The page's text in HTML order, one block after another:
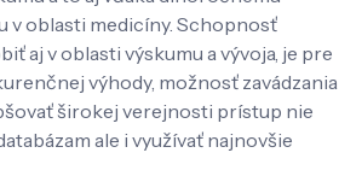
O nás
Kontakt
v oblasti medicíny. Schopnosť
aj v oblasti výskumu a vývoja, je pre
výhody, možnosť zavádzania
širokej verejnosti prístup nie
ale i využívať najnovšie